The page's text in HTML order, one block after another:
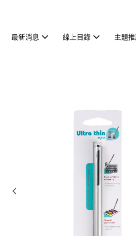
最新消息 線上目錄 主題